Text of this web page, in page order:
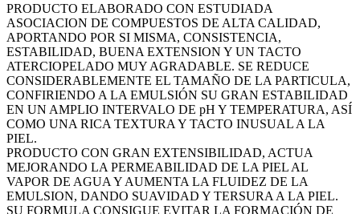
PRODUCTO ELABORADO CON ESTUDIADA
ASOCIACION DE COMPUESTOS DE ALTA CALIDAD,
APORTANDO POR SI MISMA, CONSISTENCIA,
ESTABILIDAD, BUENA EXTENSION Y UN TACTO
ATERCIOPELADO MUY AGRADABLE. SE REDUCE
CONSIDERABLEMENTE EL TAMAÑO DE LA PARTICULA,
CONFIRIENDO A LA EMULSIÓN SU GRAN ESTABILIDAD
EN UN AMPLIO INTERVALO DE pH Y TEMPERATURA, ASÍ
COMO UNA RICA TEXTURA Y TACTO INUSUAL A LA
PIEL.
PRODUCTO CON GRAN EXTENSIBILIDAD, ACTUA
MEJORANDO LA PERMEABILIDAD DE LA PIEL AL
VAPOR DE AGUA Y AUMENTA LA FLUIDEZ DE LA
EMULSION, DANDO SUAVIDAD Y TERSURA A LA PIEL.
SU FORMULA CONSIGUE EVITAR LA FORMACIÓN DE